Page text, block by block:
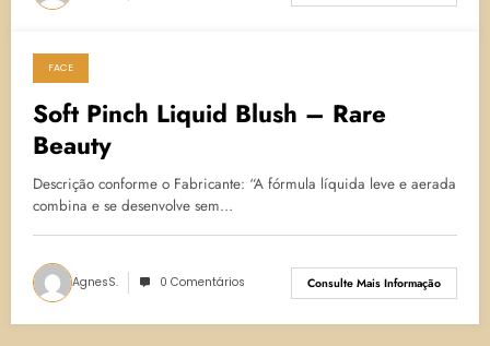
20 de dezembro de 2022
FACE
Soft Pinch Liquid Blush – Rare
Beauty
Descrição conforme o Fabricante: “A fórmula líquida leve e aerada
combina e se desenvolve sem…
AgnesS. 0 Comentários Consulte Mais Informação